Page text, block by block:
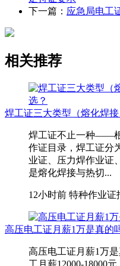
下一篇： 应急局电工
相关推荐
焊工证三大类型（熔化焊
焊工证不止一种——
作证目录，焊工证分
业证、压力焊作业证
是熔化焊接与热切...
12小时前 特种作业证
高压电工证月薪1万是真的
高压电工证月薪1万
工月薪12000-18000